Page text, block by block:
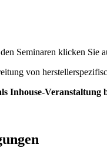
Seminaren klicken Sie
von
Inhouse-